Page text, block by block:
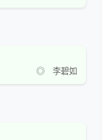
◎ 李碧如